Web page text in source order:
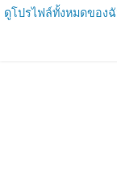
ดูโปรไฟล์ทั้งหมดของ